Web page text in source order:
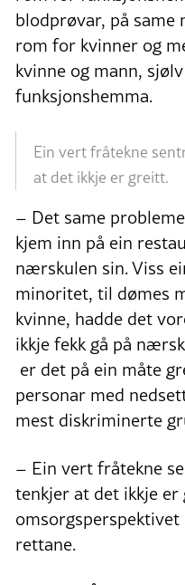
blodprøvar, på same
rom for kvinner og
kvinne og mann,
funksjonshemma.
Ein vert fråtekne
at det ikkje er greitt.
– Det same
kjem inn på ein
nærskulen sin. Viss
minoritet, til dømes
kvinne, hadde det
ikkje fekk gå på
er det på ein måte
personar med
mest diskriminerte
– Ein vert fråtekne
tenkjer at det ikkje
rettane.